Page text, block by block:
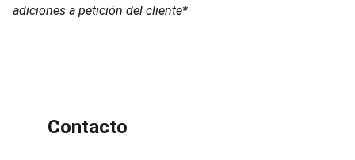
adiciones a petición del cliente*
Contacto